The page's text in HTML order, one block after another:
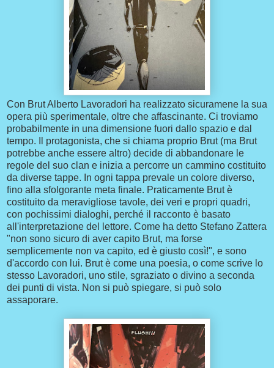
Con Brut Alberto Lavoradori ha realizzato sicuramene la sua
opera più sperimentale, oltre che affascinante. Ci troviamo
probabilmente in una dimensione fuori dallo spazio e dal
tempo. Il protagonista, che si chiama proprio Brut (ma Brut
potrebbe anche essere altro) decide di abbandonare le
regole del suo clan e inizia a percorre un cammino costituito
da diverse tappe. In ogni tappa prevale un colore diverso,
fino alla sfolgorante meta finale. Praticamente Brut è
costituito da meravigliose tavole, dei veri e propri quadri,
con pochissimi dialoghi, perché il racconto è basato
all'interpretazione del lettore. Come ha detto Stefano Zattera
"non sono sicuro di aver capito Brut, ma forse
semplicemente non va capito, ed è giusto così!", e sono
d'accordo con lui. Brut è come una poesia, o come scrive lo
stesso Lavoradori, uno stile, sgraziato o divino a seconda
dei punti di vista. Non si può spiegare, si può solo
assaporare.